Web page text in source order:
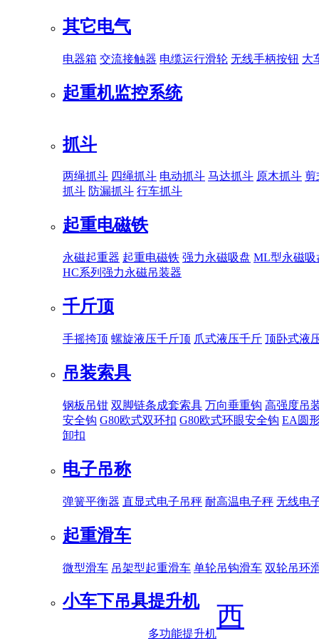
其它电气
电器箱 交流接触器 电缆运行滑轮 无线手柄按钮 大
起重机监控系统
抓斗
两绳抓斗 四绳抓斗 电动抓斗 马达抓斗 原木抓斗 剪
抓斗 防漏抓斗 行车抓斗
起重电磁铁
永磁起重器 起重电磁铁 强力永磁吸盘 ML型永磁吸
HC系列强力永磁吊装器
千斤顶
手摇挎顶 螺旋液压千斤顶 爪式液压千斤 顶卧式液
吊装索具
钢板吊钳 双脚链条成套索具 万向垂重钩 高强度吊
安全钩 G80欧式双环扣 G80欧式环眼安全钩 EA圆
卸扣
电子吊称
弹簧平衡器 直显式电子吊秤 耐高温电子秤 无线电
起重滑车
微型滑车 吊架型起重滑车 单轮吊钩滑车 双轮吊环
小车下吊具提升机
多功能提升机
西